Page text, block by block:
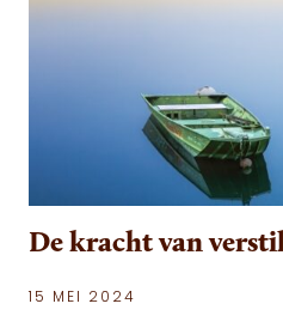
De kracht van
15 MEI 2024